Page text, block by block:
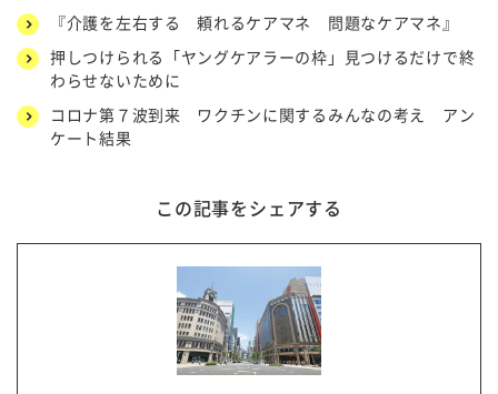
『介護を左右する 頼れるケアマネ 問題なケアマネ』
押しつけられる「ヤングケアラーの枠」見つけるだけで終
わらせないために
コロナ第７波到来 ワクチンに関するみんなの考え アン
ケート結果
この記事をシェアする